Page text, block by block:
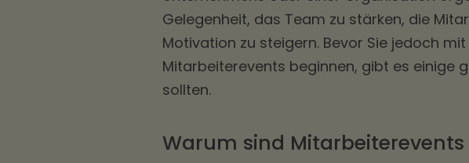
Gelegenheit, das Team zu stärken, die
Motivation zu steigern. Bevor Sie jedoch
Mitarbeiterevents beginnen, gibt es einige
sollten.
Warum sind